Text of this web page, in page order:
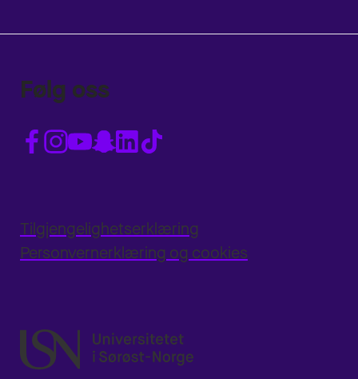
Følg oss
Tilgjengelighetserklæring
Personvernerklæring og cookies